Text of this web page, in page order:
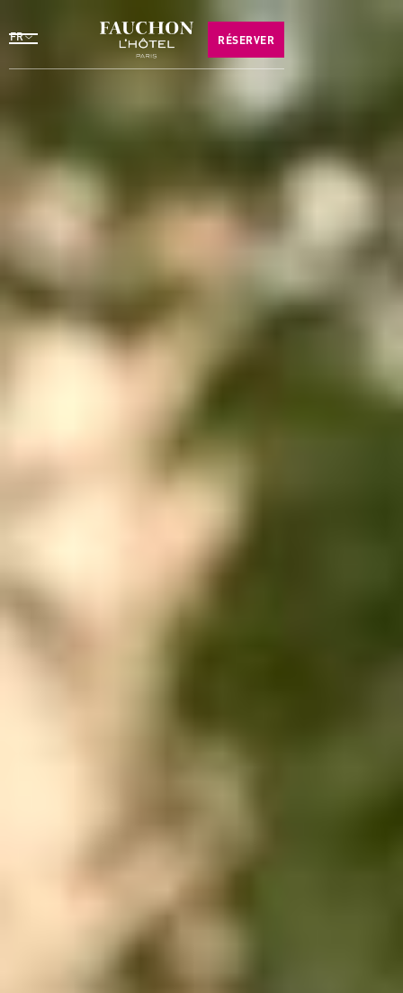
FR RÉSERVER